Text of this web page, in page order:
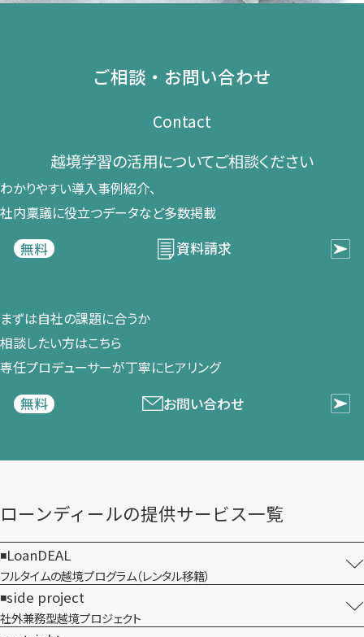
ご相談・お問い合わせ
Contact
越境学習の​活用に​ついて​ご相談ください​
わかりやすい導入事例紹介、​
社内稟議に​役立つデータなど​多数掲載
無料
資料請求
まずは​自社の​課題に​合うか​
相談したい方は​こちら
専任プロデューサーが​丁寧に​ヒアリング
無料
お問い合わせ
ローンディールの​提供サービス一覧
LoanDEAL
フルタイムの越境プログラム​（レンタル移籍）
side project
社外兼務型​越境プロジェクト